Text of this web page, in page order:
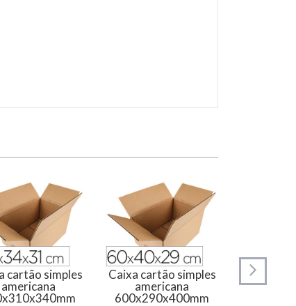
cartão simples
americana
Caixa cartão simples
americana
600x290x400mm
Caixa
fundo